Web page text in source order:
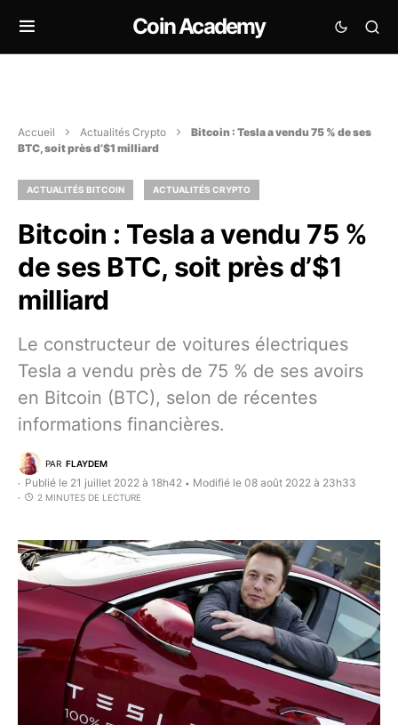
Coin Academy
Accueil Actualités Crypto
Bitcoin : Tesla a vendu 75 % de ses
BTC, soit près d’$1 milliard
ACTUALITÉS BITCOIN ACTUALITÉS CRYPTO
Bitcoin : Tesla a vendu 75 %
de ses BTC, soit près d’$1
milliard
Le constructeur de voitures électriques
Tesla a vendu près de 75 % de ses avoirs
en Bitcoin (BTC), selon de récentes
informations financières.
PAR FLAYDEM
Publié le 21 juillet 2022 à 18h42 • Modifié le 08 août 2022 à 23h33
2 MINUTES DE LECTURE